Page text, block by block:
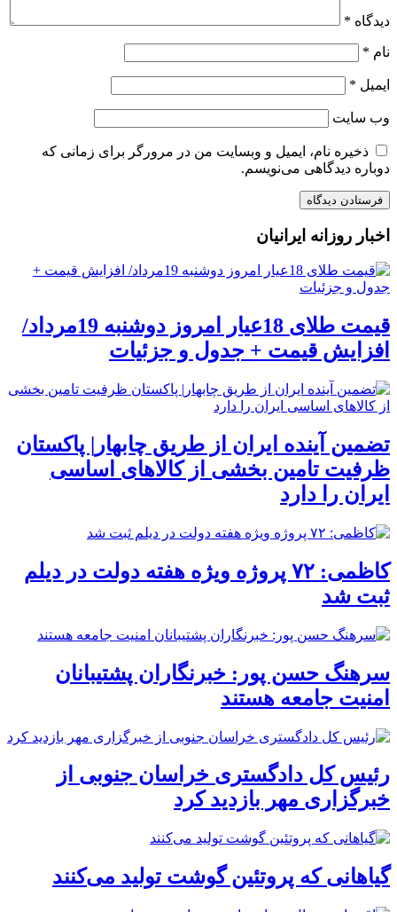
دیدگاه *
نام *
ایمیل *
وب‌ سایت
ذخیره نام، ایمیل و وبسایت من در مرورگر برای زمانی که
دوباره دیدگاهی می‌نویسم.
اخبار روزانه ایرانیان
قیمت طلای 18عیار امروز دوشنبه 19مرداد/
افزایش قیمت + جدول و جزئیات
تضمین آینده ایران از طریق چابهار| پاکستان
ظرفیت تامین بخشی از کالاهای اساسی
ایران را دارد
کاظمی: ۷۲ پروژه ویژه هفته دولت در دیلم
ثبت شد
سرهنگ حسن پور: خبرنگاران پشتیبانان
امنیت جامعه هستند
رئیس کل دادگستری خراسان جنوبی از
خبرگزاری مهر بازدید کرد
گیاهانی که پروتئین گوشت تولید می‌کنند